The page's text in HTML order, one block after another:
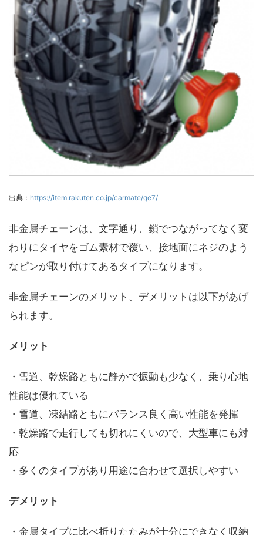
出典： https://item.rakuten.co.jp/carmate/qe7/
非金属チェーンは、文字通り、鎖でつながってなく変
わりにタイヤをゴム素材で覆い、接地面にネジのよう
なピンが取り付けてあるタイプになります。
非金属チェーンのメリット、デメリットは以下があげ
られます。
メリット
・雪道、乾燥路ともに静かで振動も少なく、乗り心地
性能は優れている
・雪道、凍結路ともにバランス良く高い性能を発揮
・乾燥路で走行しても切れにくいので、大型車にも対
応
・多くのタイプがあり用途に合わせて選択しやすい
デメリット
・金属タイプに比べ折りたたみが十分にできなく収納